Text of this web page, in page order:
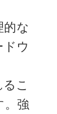
な
ウ
こ
。強